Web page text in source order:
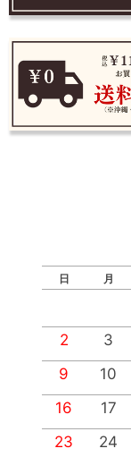
日 月
2
3
9
10
16
17
23
24